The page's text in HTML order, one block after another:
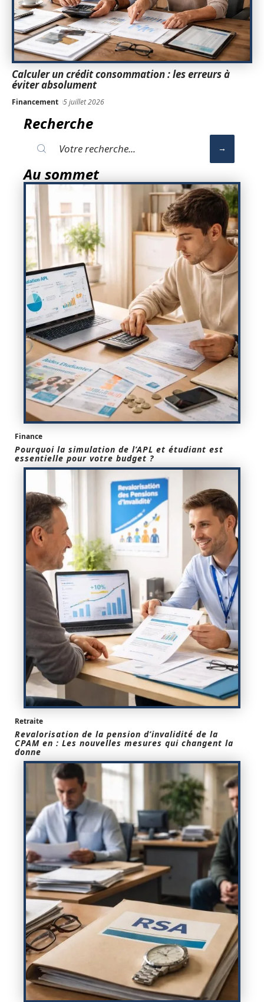
Calculer un crédit consommation : les erreurs à
éviter absolument
Financement 5 juillet 2026
Recherche
Au sommet
Finance
Pourquoi la simulation de l’APL et étudiant est
essentielle pour votre budget ?
Retraite
Revalorisation de la pension d’invalidité de la
CPAM en : Les nouvelles mesures qui changent la
donne